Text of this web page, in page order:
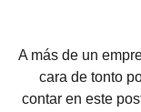
A más de un
cara de tonto
contar en este